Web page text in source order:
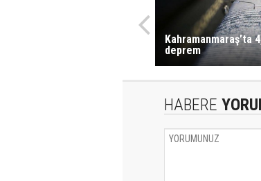
Kahramanmaraş’ta
deprem
HABERE